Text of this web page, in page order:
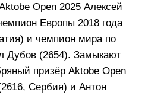
Open 2025 Алексей
Европы 2018 года
и чемпион мира по
Дубов (2654). Замыкают
призёр Aktobe Open
Сербия) и Антон